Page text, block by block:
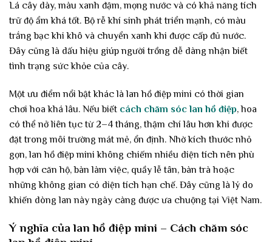
Lá cây dày, màu xanh đậm, mọng nước và có khả năng tích
trữ độ ẩm khá tốt. Bộ rễ khí sinh phát triển mạnh, có màu
trắng bạc khi khô và chuyển xanh khi được cấp đủ nước.
Đây cũng là dấu hiệu giúp người trồng dễ dàng nhận biết
tình trạng sức khỏe của cây.
Một ưu điểm nổi bật khác là lan hồ điệp mini có thời gian
chơi hoa khá lâu. Nếu biết cách chăm sóc lan hồ điệp, hoa
có thể nở liên tục từ 2–4 tháng, thậm chí lâu hơn khi được
đặt trong môi trường mát mẻ, ổn định. Nhờ kích thước nhỏ
gọn, lan hồ điệp mini không chiếm nhiều diện tích nên phù
hợp với căn hộ, bàn làm việc, quầy lễ tân, bàn trà hoặc
những không gian có diện tích hạn chế. Đây cũng là lý do
khiến dòng lan này ngày càng được ưa chuộng tại Việt Nam.
Ý nghĩa của lan hồ điệp mini – Cách chăm sóc